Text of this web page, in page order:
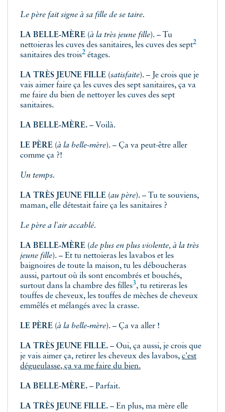
Le père fait signe à sa fille de se taire.
LA BELLE‑MÈRE (à la très jeune fille). – Tu
nettoieras les cuves des sanitaires, les cuves des sept2
sanitaires des trois2 étages.
LA TRÈS JEUNE FILLE (satisfaite). – Je crois que je
vais aimer faire ça les cuves des sept sanitaires, ça va
me faire du bien de nettoyer les cuves des sept
sanitaires.
LA BELLE‑MÈRE. – Voilà.
LE PÈRE (à la belle-mère). – Ça va peut-être aller
comme ça ?!
Un temps.
LA TRÈS JEUNE FILLE (au père). – Tu te souviens,
maman, elle détestait faire ça les sanitaires ?
Le père a l'air accablé.
LA BELLE‑MÈRE (de plus en plus violente, à la très
jeune fille). – Et tu nettoieras les lavabos et les
baignoires de toute la maison, tu les déboucheras
aussi, partout où ils sont encombrés et bouchés,
surtout dans la chambre des filles3, tu retireras les
touffes de cheveux, les touffes de mèches de cheveux
emmêlés et mélangés avec la crasse.
LE PÈRE (à la belle‑mère). – Ça va aller !
LA TRÈS JEUNE FILLE. – Oui, ça aussi, je crois que
je vais aimer ça, retirer les cheveux des lavabos, c'est
dégueulasse, ça va me faire du bien.
LA BELLE-MÈRE. – Parfait.
LA TRÈS JEUNE FILLE. – En plus, ma mère elle